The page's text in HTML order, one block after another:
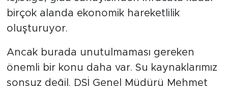
lojistiğe, gıda sanayisinden ihracata kadar
birçok alanda ekonomik hareketlilik
Ancak burada unutulmaması gereken
önemli bir konu daha var. Su kaynaklarımız